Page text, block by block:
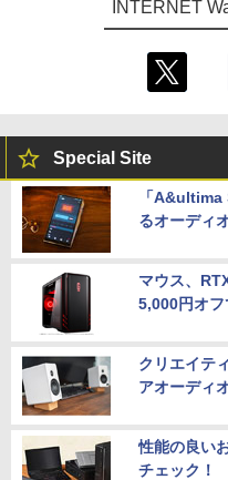
INTERNET
Special Site
「
るオーディ
マウス、
5,000円オフ
クリエイテ
アオーディ
性能の良い
チェック！